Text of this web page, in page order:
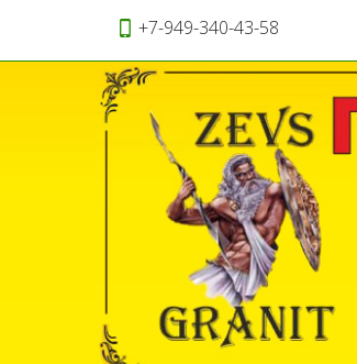
+7-949-340-43-58